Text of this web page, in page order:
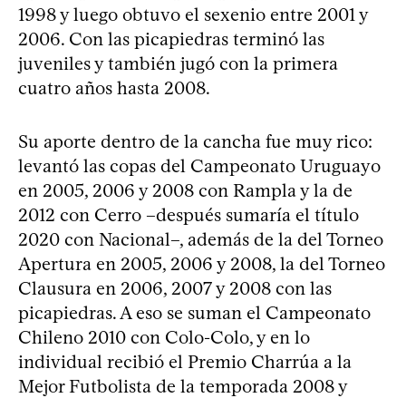
1998 y luego obtuvo el sexenio entre 2001 y
2006. Con las picapiedras terminó las
juveniles y también jugó con la primera
cuatro años hasta 2008.
Su aporte dentro de la cancha fue muy rico:
levantó las copas del Campeonato Uruguayo
en 2005, 2006 y 2008 con Rampla y la de
2012 con Cerro –después sumaría el título
2020 con Nacional–, además de la del Torneo
Apertura en 2005, 2006 y 2008, la del Torneo
Clausura en 2006, 2007 y 2008 con las
picapiedras. A eso se suman el Campeonato
Chileno 2010 con Colo-Colo, y en lo
individual recibió el Premio Charrúa a la
Mejor Futbolista de la temporada 2008 y